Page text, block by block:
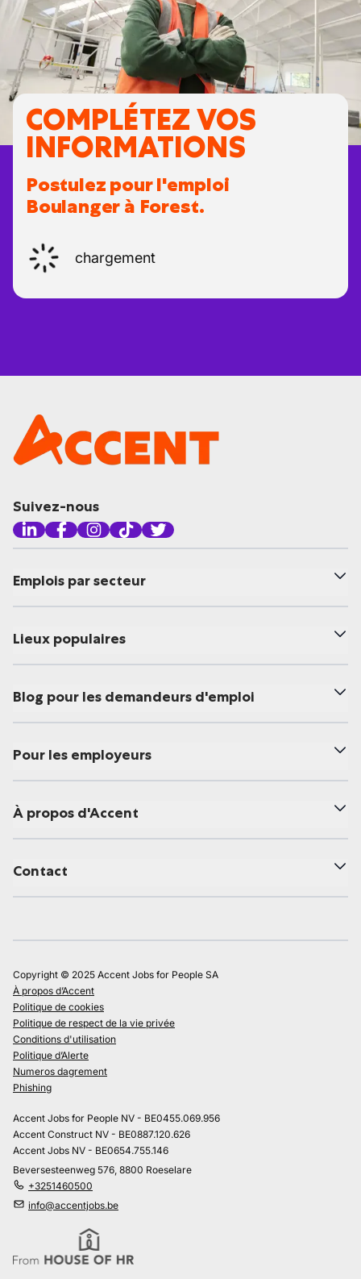
COMPLÉTEZ VOS
INFORMATIONS
Postulez pour l'emploi
Boulanger à Forest.
chargement
Suivez-nous
Emplois par secteur
Lieux populaires
Blog pour les demandeurs d'emploi
Pour les employeurs
À propos d'Accent
Contact
Copyright © 2025 Accent Jobs for People SA
À propos d’Accent
Politique de cookies
Politique de respect de la vie privée
Conditions d'utilisation
Politique d’Alerte
Numeros dagrement
Phishing
Accent Jobs for People NV - BE0455.069.956
Accent Construct NV - BE0887.120.626
Accent Jobs NV - BE0654.755.146
Beversesteenweg 576, 8800 Roeselare
+3251460500
info@accentjobs.be